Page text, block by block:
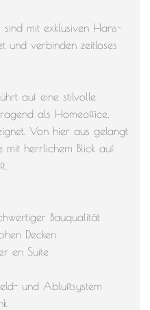
sind mit exklusiven Hans-
und verbinden zeitloses
auf eine stilvolle
als Homeoffice,
Von hier aus gelangt
mit herrlichem Blick auf
Bauqualität
Decken
en Suite
und Abluftsystem